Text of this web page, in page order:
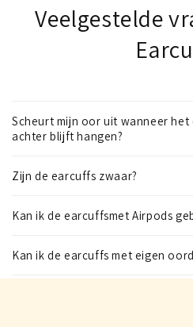
Veelgestelde
Scheurt mijn oor uit wanneer
achter blijft hangen?
Zijn de earcuffs zwaar?
Kan ik de earcuffsmet Airpods
Kan ik de earcuffs met eigen